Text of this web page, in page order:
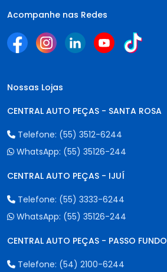
Acompanhe nas Redes
Nossas Lojas
CENTRAL AUTO PEÇAS - SANTA ROSA
Telefone: (55) 3512-6244
WhatsApp: (55) 35126-244
CENTRAL AUTO PEÇAS - IJUÍ
Telefone: (55) 3333-6244
WhatsApp: (55) 35126-244
CENTRAL AUTO PEÇAS - PASSO FUNDO
Telefone: (54) 2100-6244